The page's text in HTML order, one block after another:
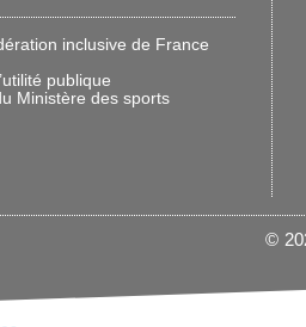
inclusive de France
publique
Ministère des sports
©